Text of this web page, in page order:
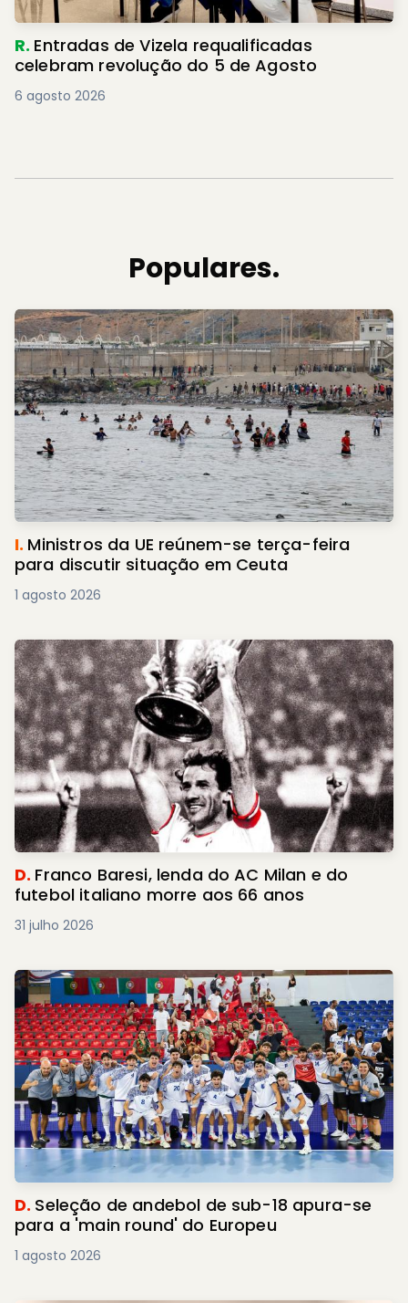
R. Entradas de Vizela requalificadas
celebram revolução do 5 de Agosto
6 agosto 2026
Populares.
I. Ministros da UE reúnem-se terça-feira
para discutir situação em Ceuta
1 agosto 2026
D. Franco Baresi, lenda do AC Milan e do
futebol italiano morre aos 66 anos
31 julho 2026
D. Seleção de andebol de sub-18 apura-se
para a 'main round' do Europeu
1 agosto 2026